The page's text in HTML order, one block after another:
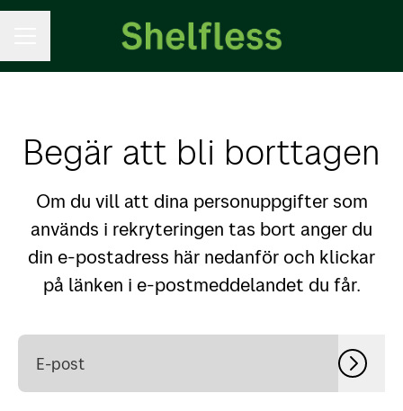
Begär att bli borttagen
Om du vill att dina personuppgifter som
används i rekryteringen tas bort anger du
din e-postadress här nedanför och klickar
på länken i e-postmeddelandet du får.